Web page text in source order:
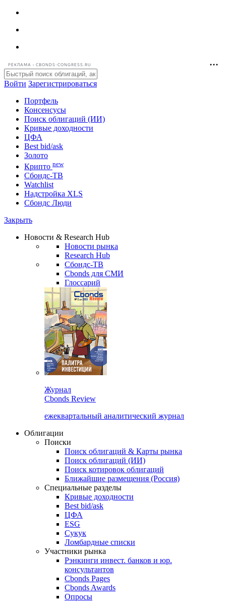
РЕКЛАМА • CBONDS-CONGRESS.RU
Войти Зарегистрироваться
Портфель
Консенсусы
Поиск облигаций (ИИ)
Кривые доходности
ЦФА
Best bid/ask
Золото
Крипто new
Watchlist
Сбондс Люди
Новости & Research Hub
Новости рынка
Research Hub
Сбондс-ТВ
Cbonds для СМИ
Глоссарий
Cbonds Review
ежеквартальный аналитический журнал
Облигации
Поиски
Поиск облигаций & Карты рынка
Поиск облигаций (ИИ)
Поиск котировок облигаций
Ближайшие размещения (Россия)
Специальные разделы
Кривые доходности
Best bid/ask
ЦФА
ESG
Сукук
Ломбардные списки
Участники рынка
Рэнкинги инвест. банков и юр.